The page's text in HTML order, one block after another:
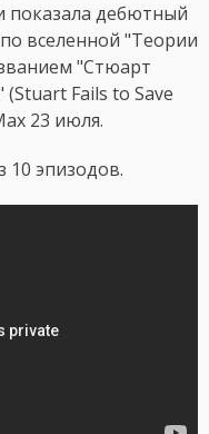
показала дебютный
вселенной "Теории
"Стюарт
Fails to Save
23 июля.
10 эпизодов.